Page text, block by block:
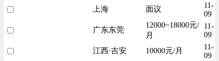
上海
面议
11-
09
广东东莞
12000~18000元/
月
11-
09
江西·吉安
10000元/月
11-
09